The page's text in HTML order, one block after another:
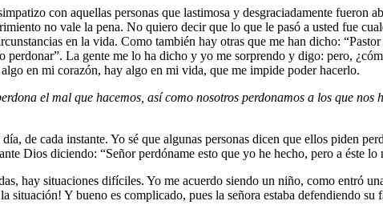
con aquellas personas que lastimosa y desgraciadamente fueron
no vale la pena. No quiero decir que lo que le pasó a usted fue
en la vida. Como también hay otras que me han dicho:
perdonar”. La gente me lo ha dicho y yo me sorprendo y digo: pero,
en mi corazón, hay algo en mi vida, que me impide poder hacerlo.
el mal que hacemos, así como nosotros perdonamos a los que nos
de cada instante. Yo sé que algunas personas dicen que ellos piden
Dios diciendo: “Señor perdóname esto que yo he hecho, pero a éste lo
hay situaciones difíciles. Yo me acuerdo siendo un niño, como entró
situación! Y bueno es complicado, pues la señora estaba defendiendo